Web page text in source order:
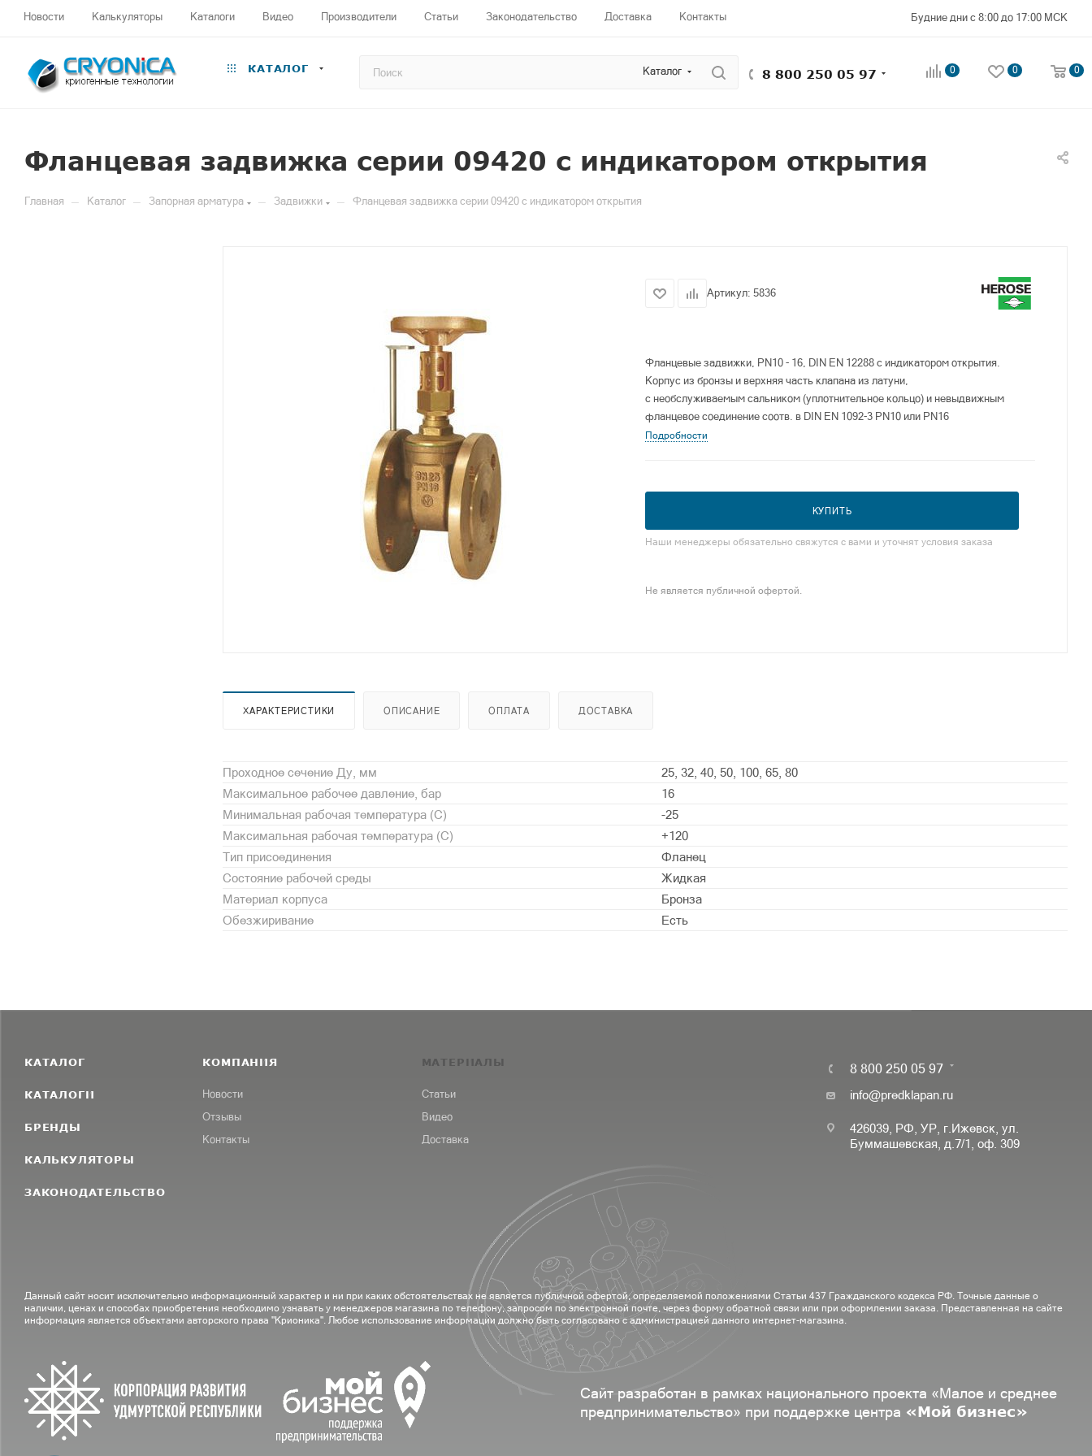
Новости Калькуляторы Каталоги Видео Производители Статьи Законодательство Доставка Контакты Будние дни с 8:00 до 17:00 МСК
КАТАЛОГ Каталог 8 800 250 05 97 0 0 0
Фланцевая задвижка серии 09420 с индикатором открытия
Главная — Каталог — Запорная арматура — Задвижки — Фланцевая задвижка серии 09420 с индикатором открытия
Артикул: 5836
Фланцевые задвижки, PN10 - 16, DIN EN 12288 с индикатором открытия.
Корпус из бронзы и верхняя часть клапана из латуни,
с необслуживаемым сальником (уплотнительное кольцо) и невыдвижным
фланцевое соединение соотв. в DIN EN 1092-3 PN10 или PN16
Подробности
КУПИТЬ
Наши менеджеры обязательно свяжутся с вами и уточнят условия заказа
Не является публичной офертой.
ХАРАКТЕРИСТИКИ ОПИСАНИЕ ОПЛАТА ДОСТАВКА
Проходное сечение Ду, мм
25, 32, 40, 50, 100, 65, 80
Максимальное рабочее давление, бар
16
Минимальная рабочая температура (С)
-25
Максимальная рабочая температура (С)
+120
Тип присоединения
Фланец
Состояние рабочей среды
Жидкая
Материал корпуса
Бронза
Обезжиривание
Есть
КАТАЛОГ
КАТАЛОГИ
БРЕНДЫ
КАЛЬКУЛЯТОРЫ
ЗАКОНОДАТЕЛЬСТВО
КОМПАНИЯ
Новости
Отзывы
Контакты
МАТЕРИАЛЫ
Статьи
Видео
Доставка
8 800 250 05 97
info@predklapan.ru
426039, РФ, УР, г.Ижевск, ул.
Буммашевская, д.7/1, оф. 309
Данный сайт носит исключительно информационный характер и ни при каких обстоятельствах не является публичной офертой, определяемой положениями Статьи 437 Гражданского кодекса РФ. Точные данные о
наличии, ценах и способах приобретения необходимо узнавать у менеджеров магазина по телефону, запросом по электронной почте, через форму обратной связи или при оформлении заказа. Представленная на сайте
информация является объектами авторского права "Крионика". Любое использование информации должно быть согласовано с администрацией данного интернет-магазина.
Сайт разработан в рамках национального проекта «Малое и среднее
предпринимательство» при поддержке центра «Мой бизнес»